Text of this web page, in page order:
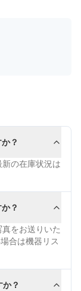
？
の在庫状況は
？
をお送りいた
合は機器リス
？